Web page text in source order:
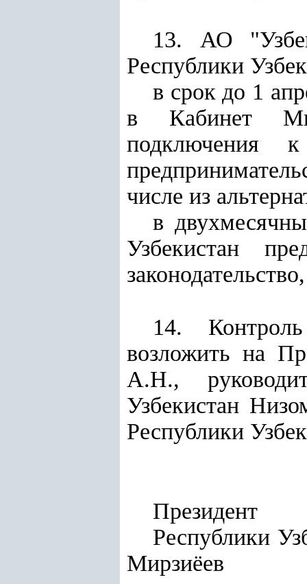
13. АО
Республики
в срок до 1
в Кабинет
подключения к
числе из
в
Узбекистан
14.
возложить на
А.Н.,
Узбекистан
Республики
Президент
Мирзиёев